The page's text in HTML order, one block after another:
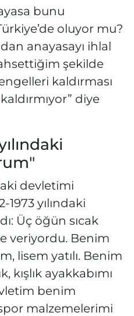
bunu
oluyor mu?
anayasayı ihlal
şekilde
kaldırması
diye
devletimi
1973 yılındaki
Üç öğün sıcak
veriyordu. Benim
lisem yatılı. Benim
kışlık ayakkabımı
benim
malzemelerimi